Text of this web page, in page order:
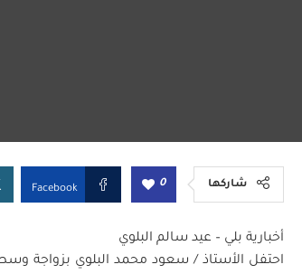
شاركها 0
Facebook
أخبارية بلي – عيد سالم البلوي
احتفل الأستاذ / سعود محمد البلوي بزواجة